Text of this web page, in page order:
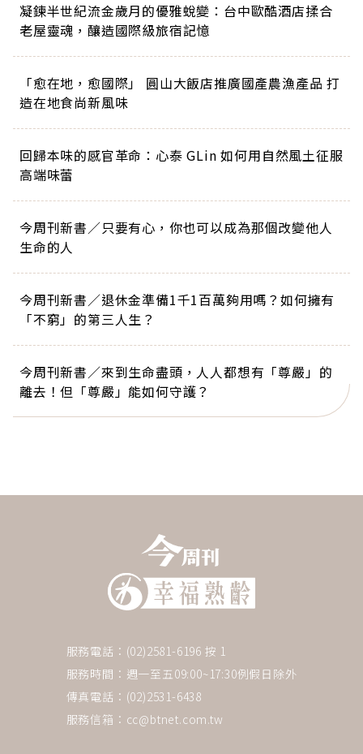
凝鍊半世紀流金歲月的優雅蛻變：台中歐酷酒店揉合
老屋靈魂，釀造國際級旅宿記憶
「愈在地，愈國際」 圓山大飯店推廣國產農漁產品 打
造在地食尚新風味
回歸本味的感官革命：心泰 GLin 如何用自然風土征服
高端味蕾
今周刊新書／只要有心，你也可以成為那個改變他人
生命的人
今周刊新書／退休金準備1千1百萬夠用嗎？如何擁有
「不窮」的第三人生？
今周刊新書／來到生命盡頭，人人都想有「尊嚴」的
離去！但「尊嚴」能如何守護？
服務電話：(02)2581-6196 按 1
服務時間：週一至五09:00~17:30例假日除外
傳真電話：(02)2531-6438
服務信箱： cc@btnet.com.tw